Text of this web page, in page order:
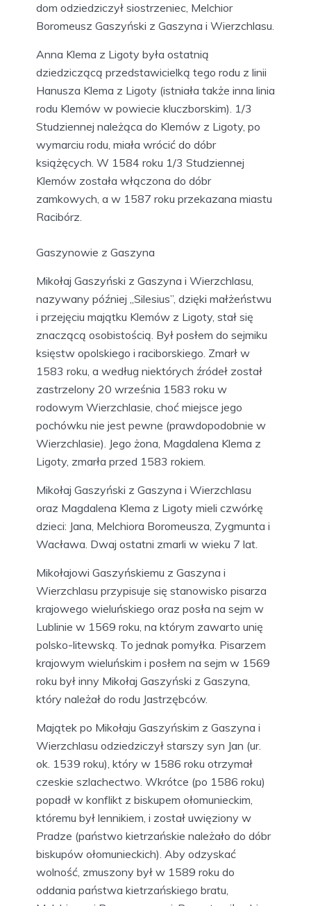
dom odziedziczył siostrzeniec, Melchior
Boromeusz Gaszyński z Gaszyna i Wierzchlasu.
Anna Klema z Ligoty była ostatnią
dziedziczącą przedstawicielką tego rodu z linii
Hanusza Klema z Ligoty (istniała także inna linia
rodu Klemów w powiecie kluczborskim). 1/3
Studziennej należąca do Klemów z Ligoty, po
wymarciu rodu, miała wrócić do dóbr
książęcych. W 1584 roku 1/3 Studziennej
Klemów została włączona do dóbr
zamkowych, a w 1587 roku przekazana miastu
Racibórz.
Gaszynowie z Gaszyna
Mikołaj Gaszyński z Gaszyna i Wierzchlasu,
nazywany później „Silesius”, dzięki małżeństwu
i przejęciu majątku Klemów z Ligoty, stał się
znaczącą osobistością. Był posłem do sejmiku
księstw opolskiego i raciborskiego. Zmarł w
1583 roku, a według niektórych źródeł został
zastrzelony 20 września 1583 roku w
rodowym Wierzchlasie, choć miejsce jego
pochówku nie jest pewne (prawdopodobnie w
Wierzchlasie). Jego żona, Magdalena Klema z
Ligoty, zmarła przed 1583 rokiem.
Mikołaj Gaszyński z Gaszyna i Wierzchlasu
oraz Magdalena Klema z Ligoty mieli czwórkę
dzieci: Jana, Melchiora Boromeusza, Zygmunta i
Wacława. Dwaj ostatni zmarli w wieku 7 lat.
Mikołajowi Gaszyńskiemu z Gaszyna i
Wierzchlasu przypisuje się stanowisko pisarza
krajowego wieluńskiego oraz posła na sejm w
Lublinie w 1569 roku, na którym zawarto unię
polsko-litewską. To jednak pomyłka. Pisarzem
krajowym wieluńskim i posłem na sejm w 1569
roku był inny Mikołaj Gaszyński z Gaszyna,
który należał do rodu Jastrzębców.
Majątek po Mikołaju Gaszyńskim z Gaszyna i
Wierzchlasu odziedziczył starszy syn Jan (ur.
ok. 1539 roku), który w 1586 roku otrzymał
czeskie szlachectwo. Wkrótce (po 1586 roku)
popadł w konflikt z biskupem ołomunieckim,
któremu był lennikiem, i został uwięziony w
Pradze (państwo kietrzańskie należało do dóbr
biskupów ołomunieckich). Aby odzyskać
wolność, zmuszony był w 1589 roku do
oddania państwa kietrzańskiego bratu,